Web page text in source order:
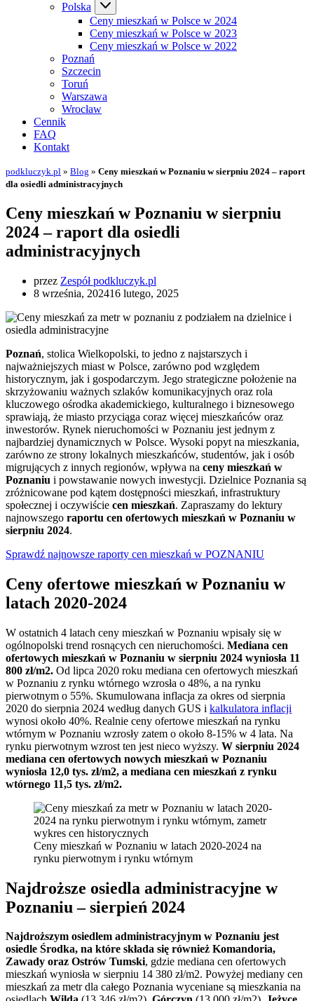
Polska
Ceny mieszkań w Polsce w 2024
Ceny mieszkań w Polsce w 2023
Ceny mieszkań w Polsce w 2022
Poznań
Szczecin
Toruń
Warszawa
Wrocław
Cennik
FAQ
Kontakt
podkluczyk.pl » Blog » Ceny mieszkań w Poznaniu w sierpniu 2024 – raport
dla osiedli administracyjnych
Ceny mieszkań w Poznaniu w sierpniu
2024 – raport dla osiedli
administracyjnych
przez Zespół podkluczyk.pl
8 września, 202416 lutego, 2025
Poznań, stolica Wielkopolski, to jedno z najstarszych i
najważniejszych miast w Polsce, zarówno pod względem
historycznym, jak i gospodarczym. Jego strategiczne położenie na
skrzyżowaniu ważnych szlaków komunikacyjnych oraz rola
kluczowego ośrodka akademickiego, kulturalnego i biznesowego
sprawiają, że miasto przyciąga coraz więcej mieszkańców oraz
inwestorów. Rynek nieruchomości w Poznaniu jest jednym z
najbardziej dynamicznych w Polsce. Wysoki popyt na mieszkania,
zarówno ze strony lokalnych mieszkańców, studentów, jak i osób
migrujących z innych regionów, wpływa na ceny mieszkań w
Poznaniu i powstawanie nowych inwestycji. Dzielnice Poznania są
zróżnicowane pod kątem dostępności mieszkań, infrastruktury
społecznej i oczywiście cen mieszkań. Zapraszamy do lektury
najnowszego raportu cen ofertowych mieszkań w Poznaniu w
sierpniu 2024.
Sprawdź najnowsze raporty cen mieszkań w POZNANIU
Ceny ofertowe mieszkań w Poznaniu w
latach 2020-2024
W ostatnich 4 latach ceny mieszkań w Poznaniu wpisały się w
ogólnopolski trend rosnących cen nieruchomości. Mediana cen
ofertowych mieszkań w Poznaniu w sierpniu 2024 wyniosła 11
800 zł/m2. Od lipca 2020 roku mediana cen ofertowych mieszkań
w Poznaniu z rynku wtórnego wzrosła o 48%, a na rynku
pierwotnym o 55%. Skumulowana inflacja za okres od sierpnia
2020 do sierpnia 2024 według danych GUS i kalkulatora inflacji
wynosi około 40%. Realnie ceny ofertowe mieszkań na rynku
wtórnym w Poznaniu wzrosły zatem o około 8-15% w 4 lata. Na
rynku pierwotnym wzrost ten jest nieco wyższy. W sierpniu 2024
mediana cen ofertowych nowych mieszkań w Poznaniu
wyniosła 12,0 tys. zł/m2, a mediana cen mieszkań z rynku
wtórnego 11,5 tys. zł/m2.
Ceny mieszkań w Poznaniu w latach 2020-2024 na
rynku pierwotnym i rynku wtórnym
Najdroższe osiedla administracyjne w
Poznaniu – sierpień 2024
Najdroższym osiedlem administracyjnym w Poznaniu jest
osiedle Środka, na które składa się również Komandoria,
Zawady oraz Ostrów Tumski, gdzie mediana cen ofertowych
mieszkań wyniosła w sierpniu 14 380 zł/m2. Powyżej mediany cen
mieszkań za metr dla całego Poznania wyceniane są mieszkania na